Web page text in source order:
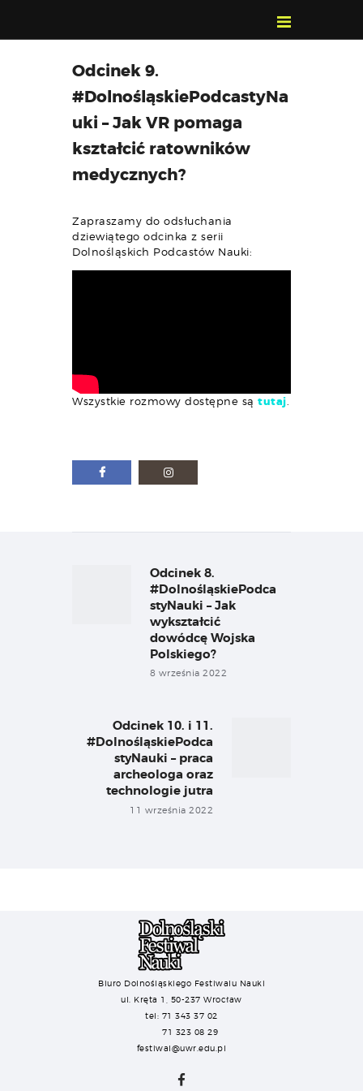
POZNAJ, POLUB,
PAMIĘTAJ!
O FESTIWALU
PROGRAM
KONTAKT
WYSZUKIWARKA
Odcinek 9.
#DolnośląskiePodcastyNa
uki – Jak VR pomaga
kształcić ratowników
medycznych?
Zapraszamy do odsłuchania
dziewiątego odcinka z serii
Dolnośląskich Podcastów Nauki:
Wszystkie rozmowy dostępne są tutaj
Previous
post:
Odcinek 8.
#DolnośląskiePodca
styNauki – Jak
wykształcić
dowódcę Wojska
Polskiego?
8 września 2022
Odcinek 10. i 11.
#DolnośląskiePodca
styNauki – praca
archeologa oraz
technologie jutra
11 września 2022
Biuro Dolnośląskiego Festiwalu Nauki
ul. Kręta 1, 50-237 Wrocław
tel: 71 343 37 02
71 323 08 29
festiwal@uwr.edu.pl